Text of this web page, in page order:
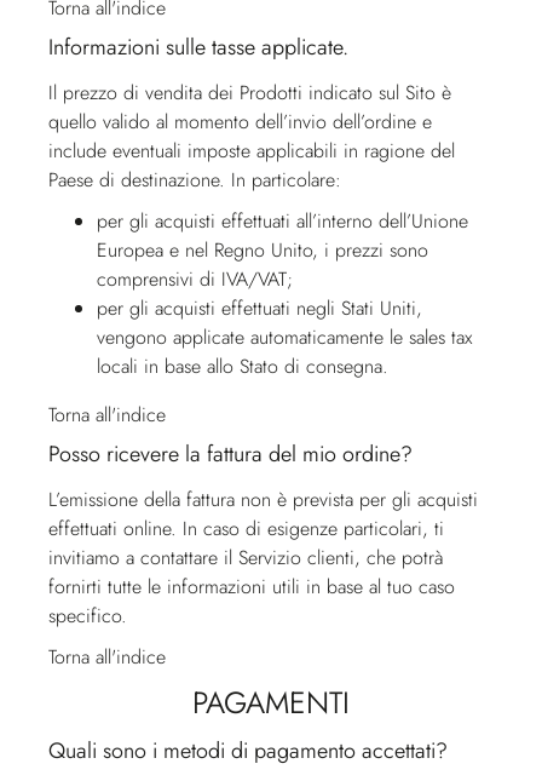
Torna all'indice
Informazioni sulle tasse applicate.
Il prezzo di vendita dei Prodotti indicato sul Sito è
quello valido al momento dell’invio dell’ordine e
include eventuali imposte applicabili in ragione del
Paese di destinazione. In particolare:
per gli acquisti effettuati all’interno dell’Unione
Europea e nel Regno Unito, i prezzi sono
comprensivi di IVA/VAT;
per gli acquisti effettuati negli Stati Uniti,
vengono applicate automaticamente le sales tax
locali in base allo Stato di consegna.
Torna all'indice
Posso ricevere la fattura del mio ordine?
L’emissione della fattura non è prevista per gli acquisti
effettuati online. In caso di esigenze particolari, ti
invitiamo a contattare il Servizio clienti, che potrà
fornirti tutte le informazioni utili in base al tuo caso
specifico.
Torna all'indice
PAGAMENTI
Quali sono i metodi di pagamento accettati?